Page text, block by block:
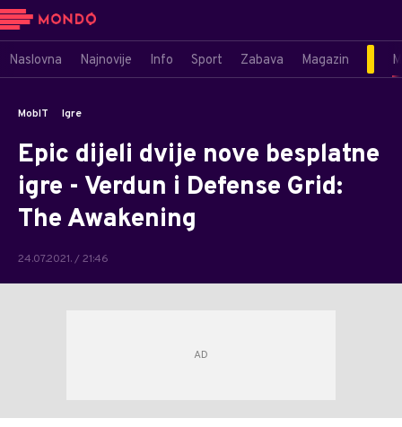
Naslovna Najnovije Info Sport Zabava Magazin
MobIT Igre
Epic dijeli dvije nove besplatne
igre - Verdun i Defense Grid:
The Awakening
24.07.2021. / 21:46